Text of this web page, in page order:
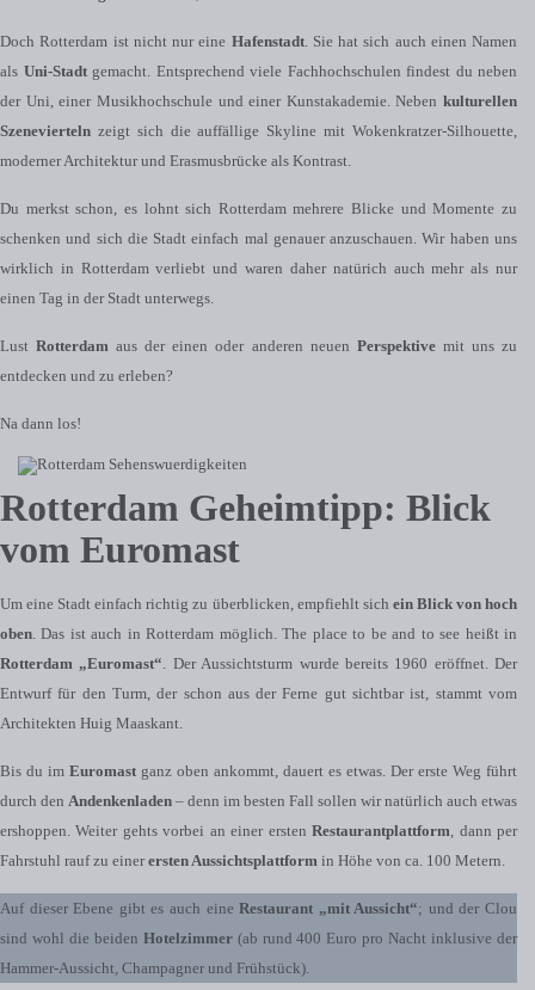
Doch Rotterdam ist nicht nur eine Hafenstadt. Sie hat sich auch einen Namen
als Uni-Stadtgemacht. Entsprechend viele Fachhochschulen findest du neben
der Uni, einer Musikhochschule und einer Kunstakademie. Neben kulturellen
Szenevierteln zeigt sich die auffällige Skyline mit Wokenkratzer-Silhouette,
moderner Architektur und Erasmusbrücke als Kontrast.
Du merkst schon, es lohnt sich Rotterdam mehrere Blicke und Momente zu
schenken und sich die Stadt einfach mal genauer anzuschauen. Wir haben uns
wirklich in Rotterdam verliebt und waren daher natürich auch mehr als nur
einen Tag in der Stadt unterwegs.
LustRotterdam aus der einen oder anderen neuen Perspektivemit uns zu
entdecken und zu erleben?
Na dann los!
Rotterdam Geheimtipp: Blick
vom Euromast
Um eine Stadt einfach richtig zu überblicken, empfiehlt sich ein Blick von hoch
oben . Das ist auch in Rotterdam möglich. The place to be and to see heißt in
Rotterdam „Euromast“ . Der Aussichtsturm wurde bereits 1960 eröffnet. Der
Entwurf für den Turm, der schon aus der Ferne gut sichtbar ist, stammt vom
Architekten Huig Maaskant.
Bis du im Euromast ganz oben ankommt, dauert es etwas. Der erste Weg führt
durch den Andenkenladen – denn im besten Fall sollen wir natürlich auch etwas
ershoppen. Weiter gehts vorbei an einer erstenRestaurantplattform , dann per
Fahrstuhl rauf zu einerersten Aussichtsplattform in Höhe von ca. 100 Metern.
Auf dieser Ebene gibt es auch eineRestaurant „mit Aussicht“; und der Clou
sind wohl die beiden Hotelzimmer(ab rund 400 Euro pro Nacht inklusive der
Hammer-Aussicht, Champagner und Frühstück).